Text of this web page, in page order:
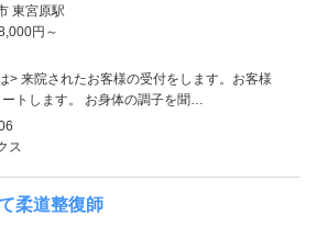
東宮原駅
円～
> 来院されたお客様の受付をします。お客様
トします。 お身体の調子を聞…
ス
柔道整復師